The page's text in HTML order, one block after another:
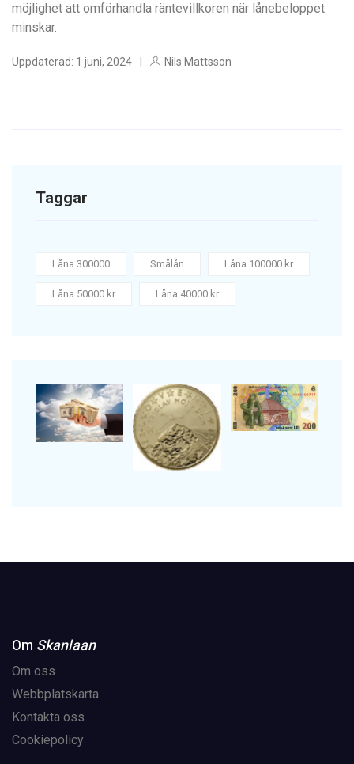
möjlighet att omförhandla räntevillkoren när lånebeloppet
minskar.
Uppdaterad: 1 juni, 2024 Nils Mattsson
Taggar
Låna 300000 Smålån Låna 100000 kr
Låna 50000 kr Låna 40000 kr
Om Skanlaan
Om oss
Webbplatskarta
Kontakta oss
Cookiepolicy